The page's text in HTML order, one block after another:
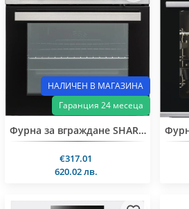
НАЛИЧЕН В МАГАЗИНА
Гаранция 24 месеца
Фурна за вграждане SHARP К-500К19WL0
€317.01
620.02 лв.